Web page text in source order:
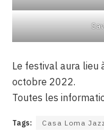
Le festival aura lieu
octobre 2022.
Toutes les
Tags: Casa Loma